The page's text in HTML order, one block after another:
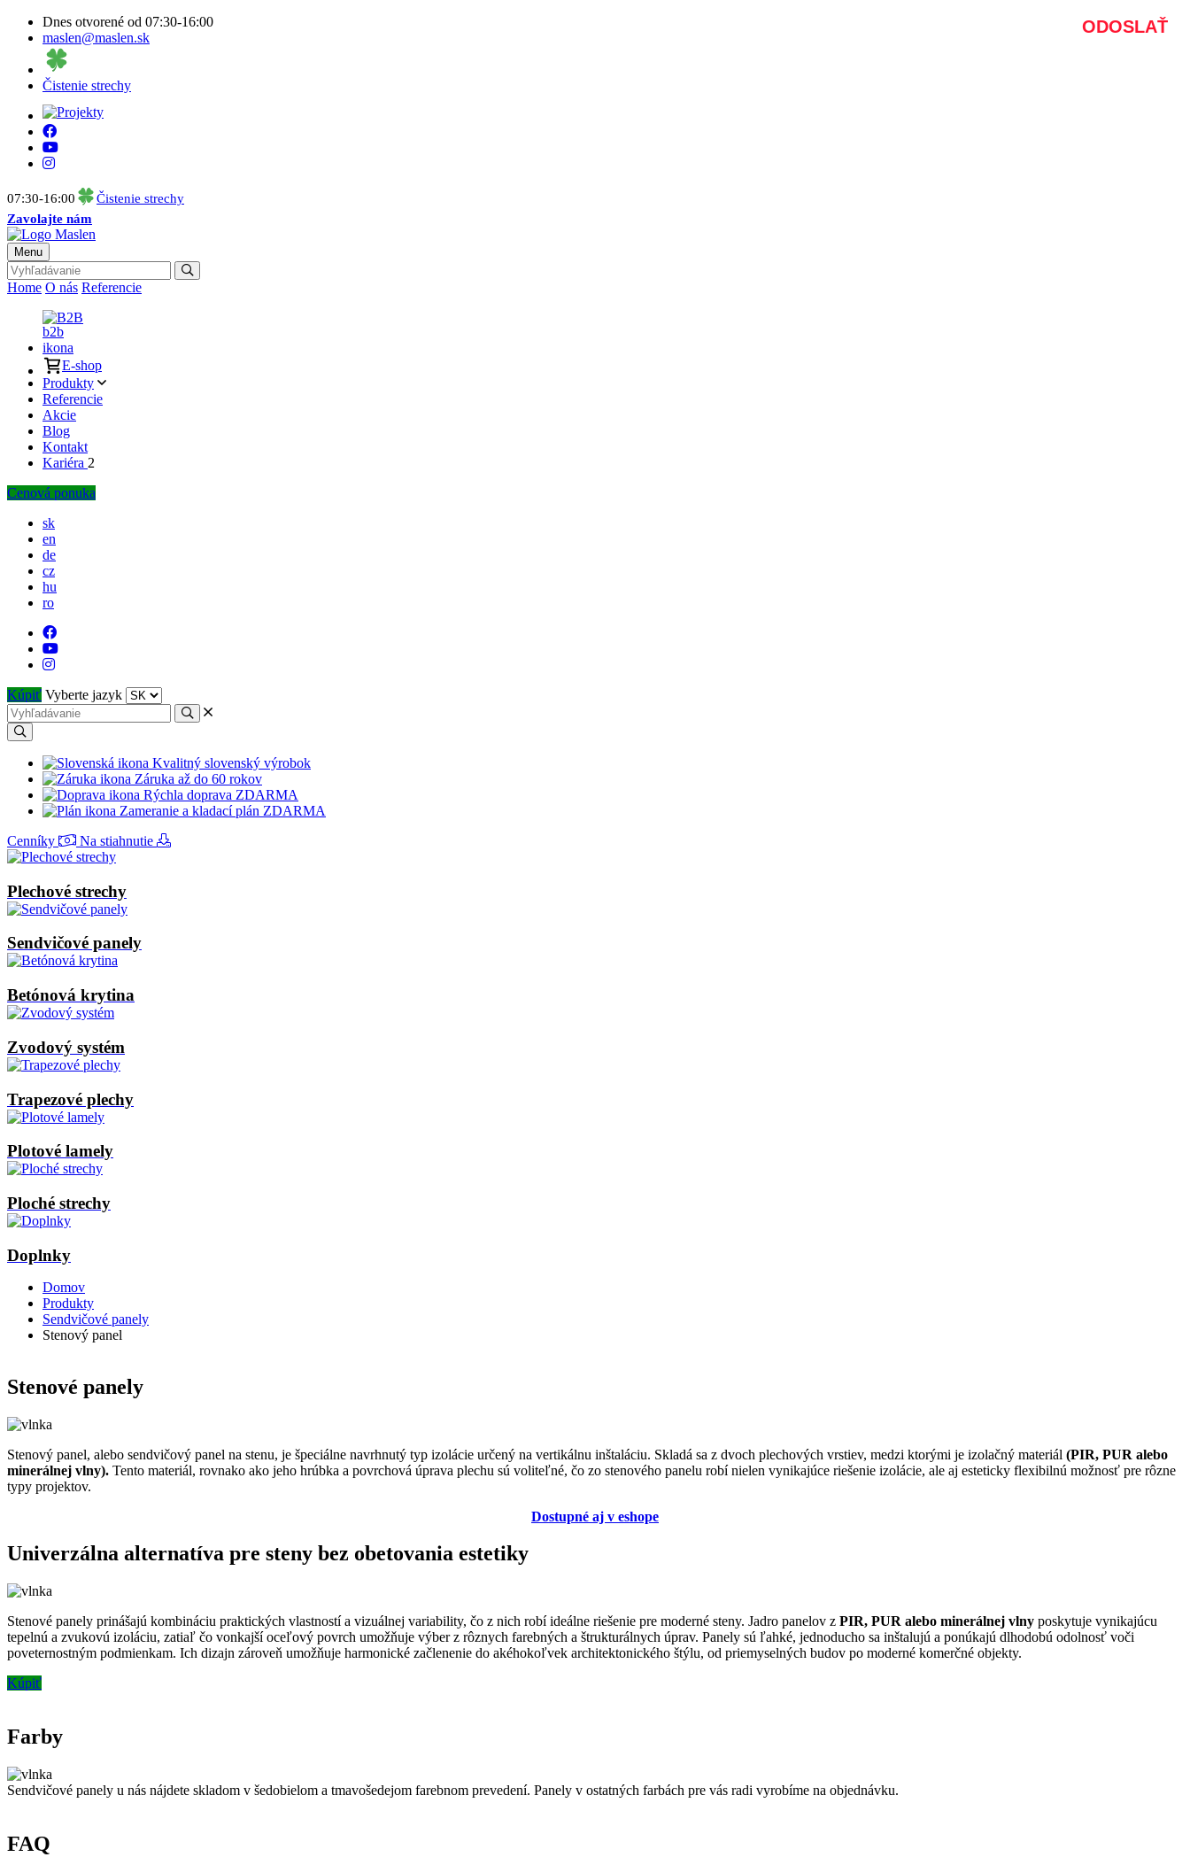
Dnes otvorené od 07:30-16:00
maslen@maslen.sk
Čistenie strechy
07:30-16:00
Čistenie strechy
Zavolajte nám
Menu
Home O nás Referencie
B2B
E-shop
Produkty
Referencie
Akcie
Blog
Kontakt
Kariéra 2
Cenová ponuka
sk
en
de
cz
hu
ro
Kúpiť Vyberte jazyk
Kvalitný slovenský výrobok
Záruka až do 60 rokov
Rýchla doprava ZDARMA
Zameranie a kladací plán ZDARMA
Cenníky
Na stiahnutie
Plechové strechy
Sendvičové panely
Betónová krytina
Zvodový systém
Trapezové plechy
Plotové lamely
Ploché strechy
Doplnky
Domov
Produkty
Sendvičové panely
Stenový panel
Stenové panely
Stenový panel, alebo sendvičový panel na stenu, je špeciálne navrhnutý typ izolácie určený na vertikálnu inštaláciu. Skladá sa z dvoch plechových vrstiev, medzi ktorými je izolačný materiál (PIR, PUR alebo
minerálnej vlny). Tento materiál, rovnako ako jeho hrúbka a povrchová úprava plechu sú voliteľné, čo zo stenového panelu robí nielen vynikajúce riešenie izolácie, ale aj esteticky flexibilnú možnosť pre rôzne
typy projektov.
Dostupné aj v eshope
Univerzálna alternatíva pre steny bez obetovania estetiky
Stenové panely prinášajú kombináciu praktických vlastností a vizuálnej variability, čo z nich robí ideálne riešenie pre moderné steny. Jadro panelov z PIR, PUR alebo minerálnej vlny poskytuje vynikajúcu
tepelnú a zvukovú izoláciu, zatiaľ čo vonkajší oceľový povrch umožňuje výber z rôznych farebných a štrukturálnych úprav. Panely sú ľahké, jednoducho sa inštalujú a ponúkajú dlhodobú odolnosť voči
poveternostným podmienkam. Ich dizajn zároveň umožňuje harmonické začlenenie do akéhokoľvek architektonického štýlu, od priemyselných budov po moderné komerčné objekty.
Kúpiť
Farby
Sendvičové panely u nás nájdete skladom v šedobielom a tmavošedejom farebnom prevedení. Panely v ostatných farbách pre vás radi vyrobíme na objednávku.
FAQ